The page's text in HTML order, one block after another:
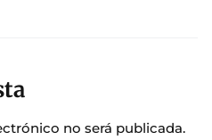
no será publicada.